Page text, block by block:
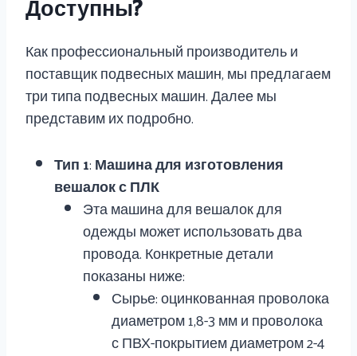
Как профессиональный производитель и
поставщик подвесных машин, мы предлагаем
три типа подвесных машин. Далее мы
представим их подробно.
Тип 1:Машина для изготовления
вешалок с ПЛК
Эта машина для вешалок для
одежды может использовать два
провода. Конкретные детали
показаны ниже:
Сырье: оцинкованная проволока
диаметром 1,8-3 мм и проволока
с ПВХ-покрытием диаметром 2-4